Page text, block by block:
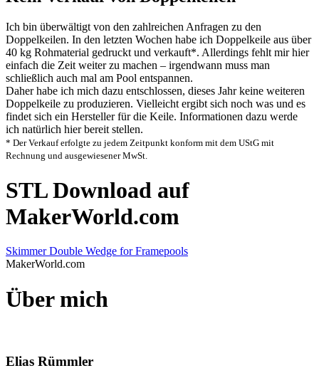
Ich bin überwältigt von den zahlreichen Anfragen zu den
Doppelkeilen. In den letzten Wochen habe ich Doppelkeile aus über
40 kg Rohmaterial gedruckt und verkauft*. Allerdings fehlt mir hier
einfach die Zeit weiter zu machen – irgendwann muss man
schließlich auch mal am Pool entspannen.
Daher habe ich mich dazu entschlossen, dieses Jahr keine weiteren
Doppelkeile zu produzieren. Vielleicht ergibt sich noch was und es
findet sich ein Hersteller für die Keile. Informationen dazu werde
ich natürlich hier bereit stellen.
* Der Verkauf erfolgte zu jedem Zeitpunkt konform mit dem UStG mit
Rechnung und ausgewiesener MwSt.
STL Download auf
MakerWorld.com
Skimmer Double Wedge for Framepools
MakerWorld.com
Über mich
Elias Rümmler